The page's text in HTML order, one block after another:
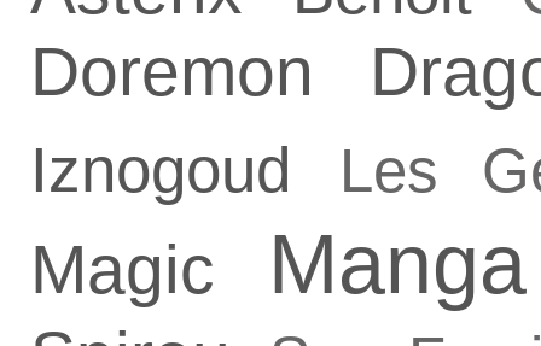
Doremon
Iznogoud Les
Magic Manga